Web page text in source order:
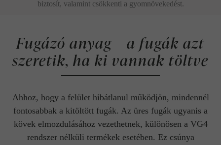
biztosít, valamint csökkenti a gyomnövekedést.
Fugázó anyag – a fugák azt
szeretik, ha ki vannak töltve
Ahhoz, hogy a felület hibátlanul működjön, mindennél
fontosabbak a kitöltött fugák. Az üres fugák ugyanis a
kövek elmozdulásához vezethetnek, különösen a VG4
rendszer nélküli termékek esetében. Ez csúnya